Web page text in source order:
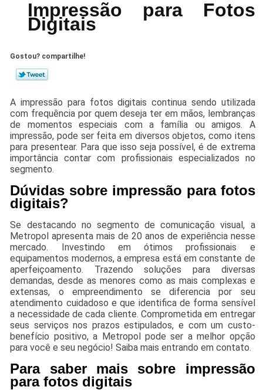
Impressão para Fotos
Digitais
Gostou? compartilhe!
A impressão para fotos digitais continua sendo utilizada
com frequência por quem deseja ter em mãos, lembranças
de momentos especiais com a família ou amigos. A
impressão, pode ser feita em diversos objetos, como itens
para presentear. Para que isso seja possível, é de extrema
importância contar com profissionais especializados no
segmento.
Dúvidas sobre impressão para fotos
digitais?
Se destacando no segmento de comunicação visual, a
Metropol apresenta mais de 20 anos de experiência nesse
mercado. Investindo em ótimos profissionais e
equipamentos modernos, a empresa está em constante de
aperfeiçoamento. Trazendo soluções para diversas
demandas, desde as menores como as mais complexas e
extensas, o empreendimento se diferencia por seu
atendimento cuidadoso e que identifica de forma sensível
a necessidade de cada cliente. Comprometida em entregar
seus serviços nos prazos estipulados, e com um custo-
benefício positivo, a Metropol pode ser a melhor opção
para você e seu negócio! Saiba mais entrando em contato.
Para saber mais sobre impressão
para fotos digitais